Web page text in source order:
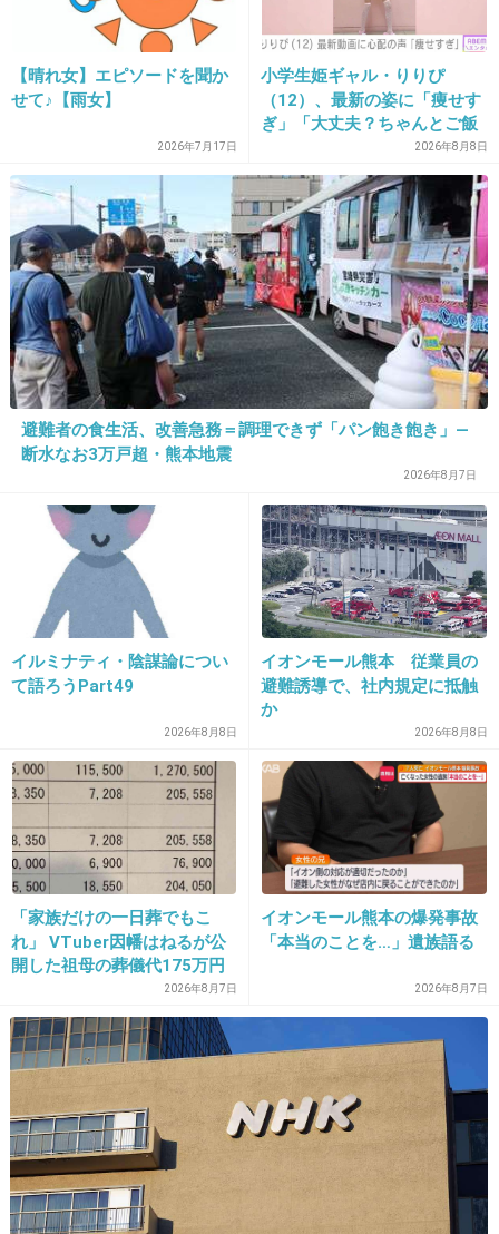
楽しそうでなにより。
+82 -1
2013/09/21(土) 00:12:43
＞20 カナさんはつくレポ投稿する側でしょｗ
ロンドンブーツ田村淳の嫁が作った料理が
Cookpad過ぎると話題に
girlschannel.net
ロンドンブーツ田村淳の嫁が作った料理がCookpad過ぎると話題に淳の結
婚相手のカナさんの作る料理が ↓ Cookpadメニューばかり （プラス野菜ス
ティックで全10品）簡単でおいしい！オイマヨ♪大根サラダ by 舞衣ママ [ク
ックパッド] 簡単おい...
2013/09/21(土) 00:13:32
けっこうマメな性格なんだね！
+34 -1
30. 匿名2013/09/21(土) 00:14:17
はたけさん何してはるんですかｗｗｗｗ
+59 -1
31. 匿名2013/09/21(土) 00:14:22
なんかめっちゃ好感度上がったｗ
料理本出したり料理番組出たら面白いのに
+98
32. 匿名 2013/09/21(土) 00:15:01
クックパッドで検索しても見つからなかった
【晴れ女】エピソードを聞か
せて♪【雨女】
2026年7月17日
小学生姫ギャル・りりぴ
（12）、最新の姿に「痩せす
ぎ」「大丈夫？ちゃんとご飯
食べてね」など心配の声2026年8月8日
避難者の食生活、改善急務＝調理できず「パン飽き飽き」―
断水なお3万戸超・熊本地震
2026年8月7日
イルミナティ・陰謀論につい
て語ろうPart49
2026年8月8日
イオンモール熊本 従業員の
避難誘導で、社内規定に抵触
か
2026年8月8日
「家族だけの一日葬でもこ
れ」 VTuber因幡はねるが公
開した祖母の葬儀代175万円
2026年8月7日
イオンモール熊本の爆発事故
「本当のことを…」遺族語る
2026年8月7日